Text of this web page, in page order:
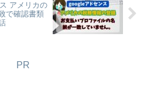
アメリカの
で確認書類
PR